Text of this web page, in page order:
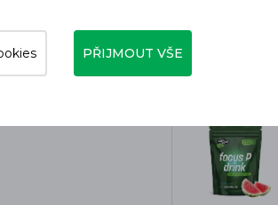
PŘIJMOUT VŠE